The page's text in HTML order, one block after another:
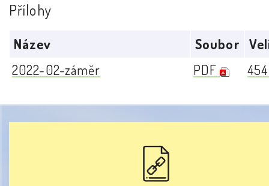
Přílohy
Název Soubor
2022-02-záměr
PDF